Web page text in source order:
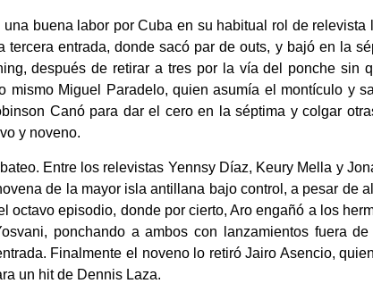
buena labor por Cuba en su habitual rol de relevista
tercera entrada, donde sacó par de outs, y bajó en la
después de retirar a tres por la vía del ponche sin
mismo Miguel Paradelo, quien asumía el montículo y
Canó para dar el cero en la séptima y colgar
y noveno.
Entre los relevistas Yennsy Díaz, Keury Mella y
de la mayor isla antillana bajo control, a pesar de
octavo episodio, donde por cierto, Aro engañó a los
ponchando a ambos con lanzamientos fuera de
Finalmente el noveno lo retiró Jairo Asencio,
un hit de Dennis Laza.